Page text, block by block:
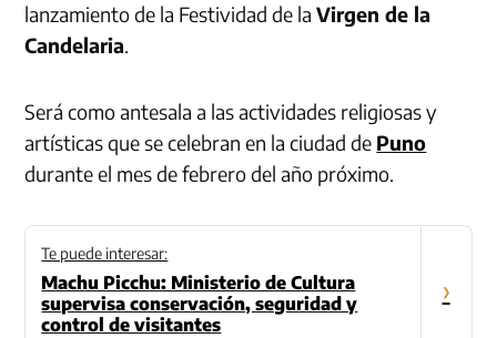
lanzamiento de la Festividad de laVirgen de la
Candelaria.
Será como antesala a las actividades religiosas y
artísticas que se celebran en la ciudad de Puno
durante el mes de febrero del año próximo.
Te puede interesar:
Machu Picchu: Ministerio de Cultura
supervisa conservación, seguridad y
control de visitantes
›